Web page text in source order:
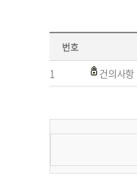
번호
1 건의사